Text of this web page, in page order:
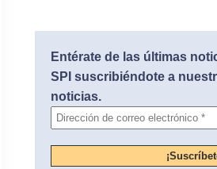
Entérate de las últimas
SPI suscribiéndote a
noticias.